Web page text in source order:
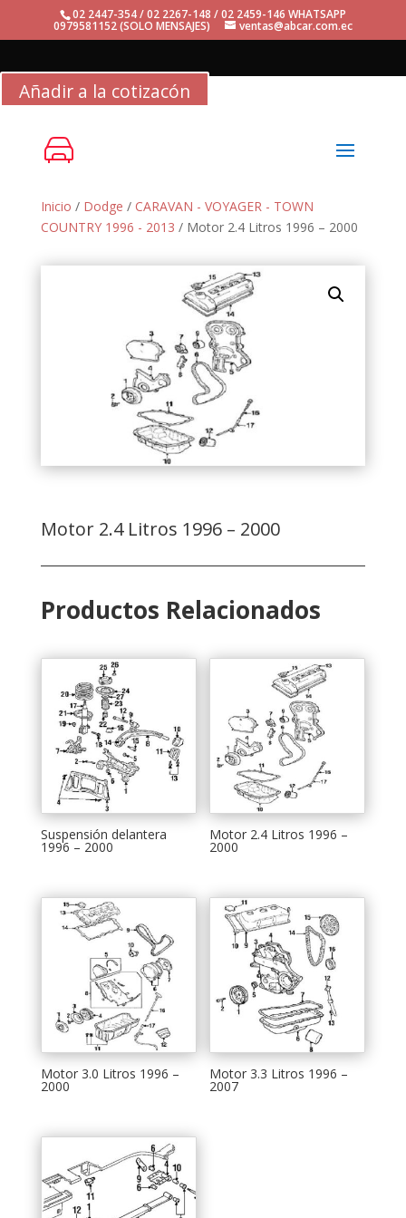
02 2447-354 / 02 2267-148 / 02 2459-146 WHATSAPP
0979581152 (SOLO MENSAJES) ventas@abcar.com.ec
Añadir a la cotizacón
Inicio / Dodge / CARAVAN - VOYAGER - TOWN
COUNTRY 1996 - 2013 / Motor 2.4 Litros 1996 – 2000
Motor 2.4 Litros 1996 – 2000
Productos Relacionados
Suspensión delantera
1996 – 2000
Motor 2.4 Litros 1996 –
2000
Motor 3.0 Litros 1996 –
2000
Motor 3.3 Litros 1996 –
2007